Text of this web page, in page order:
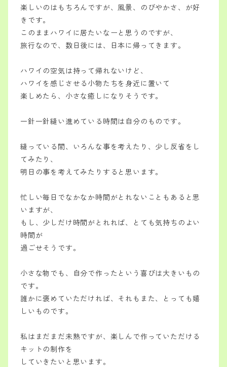
楽しいのはもちろんですが、 風景、のびやかさ、が好
きです。
このままハワイに居たいなーと思うのですが、
旅行なので、数日後には、日本に帰ってきます。
ハワイの空気は持って帰れないけど、
ハワイを感じさせる小物たちを身近に置いて
楽しめたら、小さな癒しになりそうです。
一針一針縫い進めている時間は 自分のものです。
縫っている間、いろんな事を考えたり、少し反省をし
てみたり、
明日の事を考えてみたりすると思います。
忙しい毎日でなかなか時間がとれないこともあると思
いますが、
もし、少しだけ時間がとれれば、とても気持ちのよい
時間が
過ごせそうです。
小さな物でも、自分で作ったという喜びは大きいもの
です。
誰かに褒めていただければ、それもまた、とっても嬉
しいものです。
私はまだまだ未熟ですが、 楽しんで作っていただける
キットの制作を
していきたいと思います。